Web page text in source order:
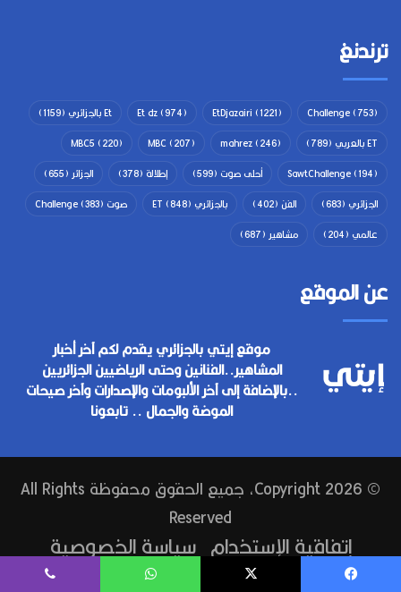
ترندنغ
Challenge(753)
EtDjazairi (1221)
Et dz(974) Et بالجزائري
(1159)
ET بالعربي
(789)
mahrez(246)
MBC(207)
MBC5 (220)
SawtChallenge(194) أحلى صوت (599) إطلالة (378) الجزائر (655)
الجزائري (683) الفن (402) بالجزائري ET (848) صوت Challenge (383)
عالمي (204) مشاهير (687)
عن الموقع
موقع إيتي بالجزائري يقدم لكم آخر أخبار
المشاهير..الفنانين وحتى الرياضيين الجزائريين
..بالإضافة إلى آخر الألبومات والإصدارات وآخر صيحات
الموضة والجمال .. تابعونا
© Copyright 2026, جميع الحقوق محفوظة All Rights
Reserved
إتفاقية الإستخدام سياسة الخصوصية